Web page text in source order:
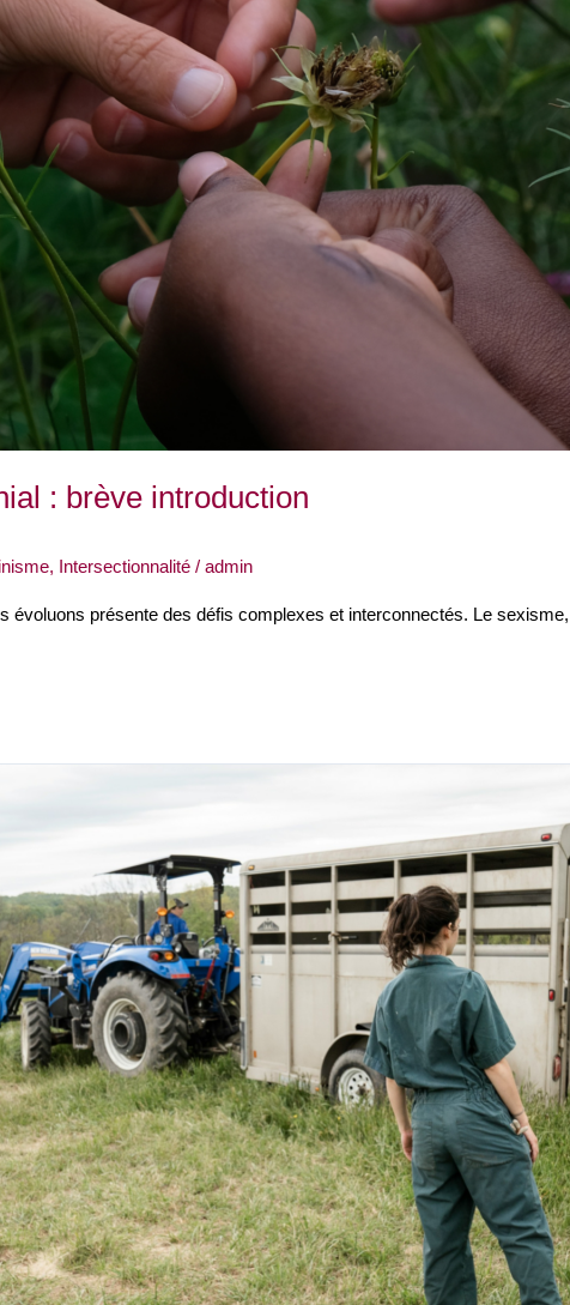
: brève introduction
, Intersectionnalité / admin
évoluons présente des défis complexes et interconnectés. Le